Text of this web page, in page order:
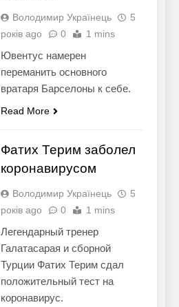
Володимир Українець
5
років ago
0 1 mins
Ювентус намерен
переманить основного
вратаря Барселоны к себе.
Read More
Фатих Терим заболел
коронавирусом
Володимир Українець
5
років ago
0 1 mins
Легендарный тренер
Галатасарая и сборной
Турции Фатих Терим сдал
положительный тест на
коронавирус.